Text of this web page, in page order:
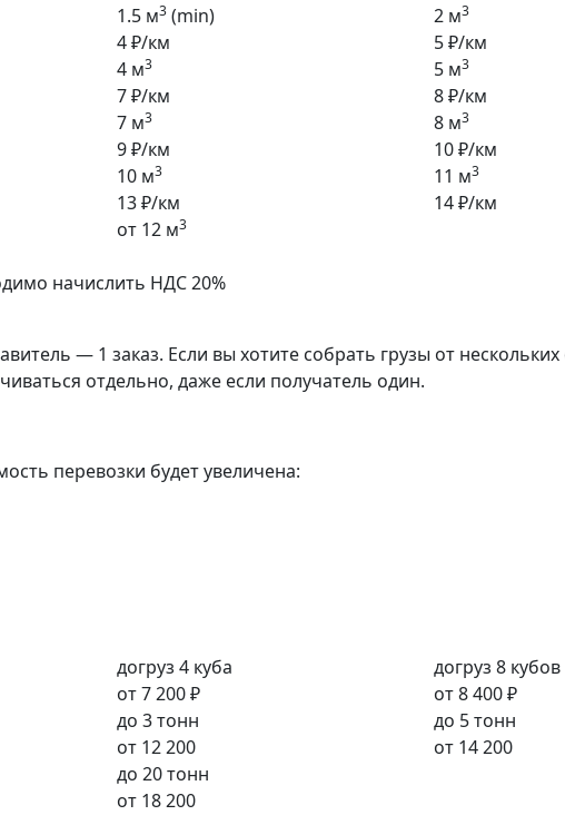
1.5 м3 (min)
4 ₽/км
2 м3
5 ₽/км
4 м3
7 ₽/км
5 м3
8 ₽/км
7 м3
9 ₽/км
8 м3
10 ₽/км
10 м3
13 ₽/км
11 м3
14 ₽/км
от 12 м3
начислить НДС 20%
— 1 заказ. Если вы хотите собрать грузы от нескольких
отдельно, даже если получатель один.
перевозки будет увеличена:
догруз 4 куба
от7 200 ₽
догруз 8 кубов
от8 400 ₽
до 3 тонн
от 12 200
до 5 тонн
от 14 200
до 20 тонн
от 18 200